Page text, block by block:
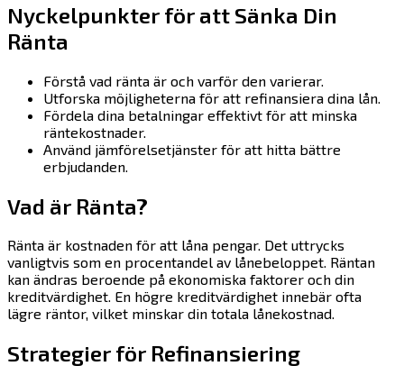
Nyckelpunkter för att Sänka Din
Ränta
Förstå vad ränta är och varför den varierar.
Utforska möjligheterna för att refinansiera dina lån.
Fördela dina betalningar effektivt för att minska
räntekostnader.
Använd jämförelsetjänster för att hitta bättre
erbjudanden.
Vad är Ränta?
Ränta är kostnaden för att låna pengar. Det uttrycks
vanligtvis som en procentandel av lånebeloppet. Räntan
kan ändras beroende på ekonomiska faktorer och din
kreditvärdighet. En högre kreditvärdighet innebär ofta
lägre räntor, vilket minskar din totala lånekostnad.
Strategier för Refinansiering